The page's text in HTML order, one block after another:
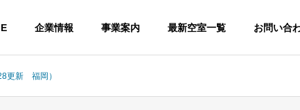
企業情報 事業案内 最新空室一覧 お問い合
更新 福岡）